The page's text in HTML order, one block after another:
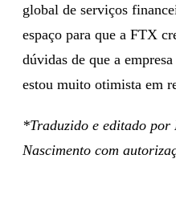
global de serviços
espaço para que a FTX
dúvidas de que a
estou muito otimista em
*Traduzido e editado
Nascimento com